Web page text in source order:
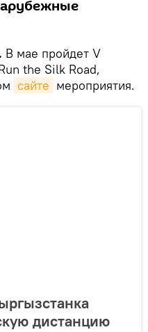
В мае пройдет V
the Silk Road,
сайте мероприятия.
дистанцию